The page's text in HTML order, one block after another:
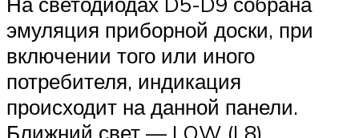
эмуляция приборной доски, при
включении того или иного
потребителя, индикация
происходит на данной панели.
Ближний свет — LOW (L8),